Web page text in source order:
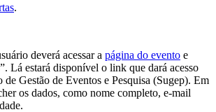
.
deverá acessar a página do evento e
Lá estará disponível o link que dará acesso
Gestão de Eventos e Pesquisa (Sugep). Em
os dados, como nome completo, e-mail